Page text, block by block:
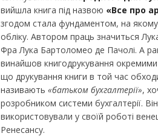
вийшла книга під назвою «Все про
згодом стала фундаментом, на якому
обліку. Автором праць значиться
Фра Лука Бартоломео де Пачолі. А
винайшов книгодрукування
що друкування книги в той час
називають «батьком бухгалтерії»,
розробником системи бухгалтерії.
використовували у своїй роботі
Ренесансу.